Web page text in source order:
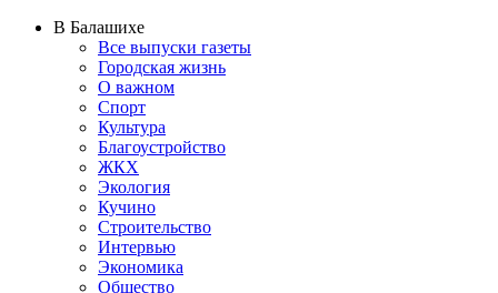
В Балашихе
Все выпуски газеты
Городская жизнь
О важном
Спорт
Культура
Благоустройство
ЖКХ
Экология
Кучино
Строительство
Интервью
Экономика
Общество